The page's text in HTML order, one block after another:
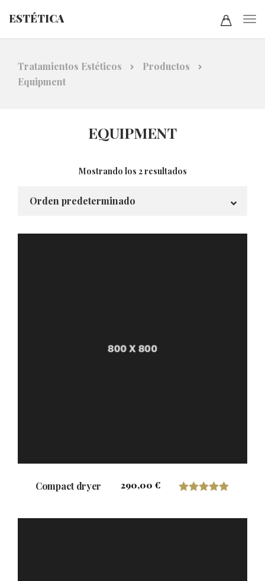
ESTÉTICA
Tratamientos Estéticos
Productos
Equipment
EQUIPMENT
Mostrando los 2 resultados
Compact dryer 290,00 €